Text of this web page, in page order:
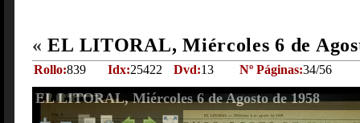
« EL LITORAL, Miércoles 6 de
Rollo:839 Idx:25422 Dvd:13 Nº Páginas:34/56
EL LITORAL, Miércoles 6 de Agosto de 1958